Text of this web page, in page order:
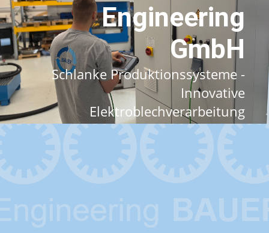
Engineering
GmbH
Schlanke Produktionssysteme -
Innovative
Elektroblechverarbeitung